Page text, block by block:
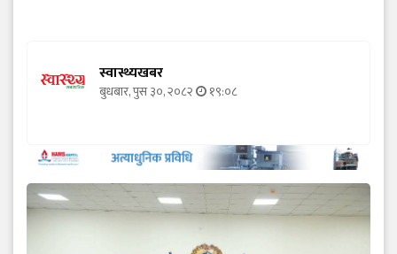
स्वास्थ्यखबर
बुधबार, पुस ३०, २०८२ १९:०८